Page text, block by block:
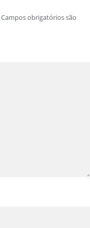
Campos obrigatórios são